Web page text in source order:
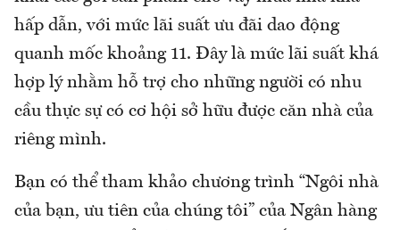
hấp dẫn, với mức lãi suất ưu đãi dao động
quanh mốc khoảng 11. Đây là mức lãi suất khá
hợp lý nhằm hỗ trợ cho những người có nhu
cầu thực sự có cơ hội sở hữu được căn nhà của
riêng mình.
Bạn có thể tham khảo chương trình “Ngôi nhà
của bạn, ưu tiên của chúng tôi” của Ngân hàng